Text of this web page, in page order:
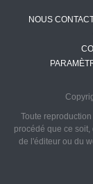
NOUS
Toute
procédé que ce
de l'éditeur ou du